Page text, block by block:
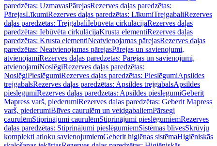
paredzētas: UzmavasPārejasRezerves daļas paredzētas:
PārejasLīkumiRezerves daļas paredzētas: LīkumiTrejgabaliRezerves
daļas paredzētas: TrejgabaliIebūvēta cirkulācijaRezerves daļas
paredzētas: Iebūvēta cirkulācijaKrusta elementiRezerves daļas
paredzētas: Krusta elementiNeatvienojamas pārejasRezerves daļas
paredzētas: Neatvienojamas pārejasPārejas un savienojumi,
atvienojamiRezerves daļas paredzētas: Pārejas un savienojumi,
atvienojamiNoslēgiRezerves daļas paredzētas:
NoslēgiPieslēgumiRezerves daļas paredzētas: PieslēgumiApsildes
trejgabalsRezerves daļas paredzētas: Apsildes trejgabalsApsildes
pieslēgumiRezerves daļas paredzētas: Apsildes pieslēgumiGeberit
Mapress varš, piederumiRezerves daļas paredzētas: Geberit Mapress
varš, piederumiBlīves caurulēm un veidgabaliemPārsegi
caurulēmStiprinājumi caurulēmStiprinājumi pieslēgumiemRezerves
daļas paredzētas: Stiprinājumi pieslēgumiemSistēmas blīvesSkrūvju
komplekti atloku savienojumiemGeberit higiēnas sistēmaHigiēniskās